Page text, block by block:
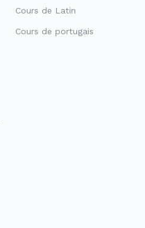
Cours de Latin
Cours de portugais